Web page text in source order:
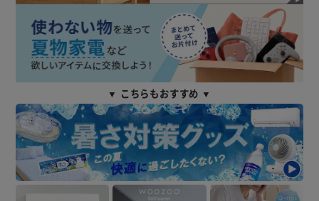
▼ こちらもおすすめ ▼